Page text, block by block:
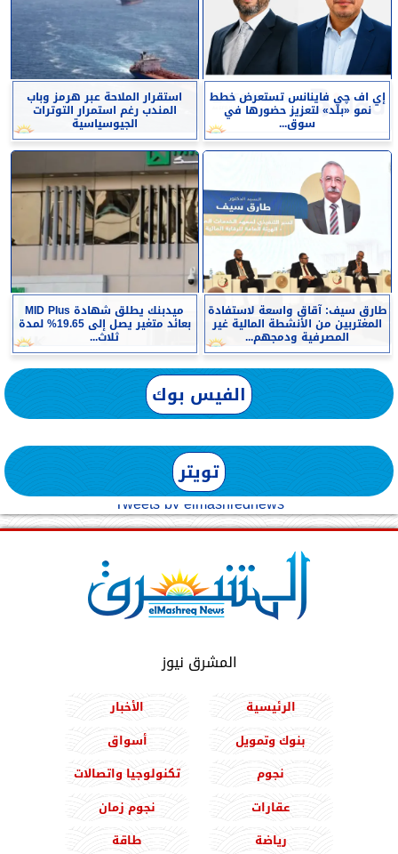
إي اف چي فاينانس تستعرض خطط
نمو «بلد» لتعزيز حضورها في
سوق...
استقرار الملاحة عبر هرمز وباب
المندب رغم استمرار التوترات
الجيوسياسية
طارق سيف: آقاق واسعة لاستفادة
المغتربين من الأنشطة المالية غير
المصرفية ودمجهم...
ميدبنك يطلق شهادة MID Plus
بعائد متغير يصل إلى 19.65% لمدة
ثلاث...
الفيس بوك
تويتر
Tweets by elmashreqnews
المشرق نيوز
الرئيسية
الأخبار
بنوك وتمويل
أسواق
نجوم
تكنولوجيا واتصالات
عقارات
نجوم زمان
رياضة
طاقة